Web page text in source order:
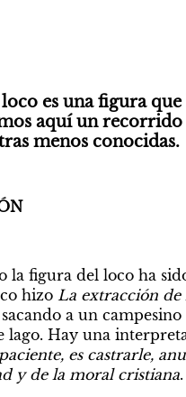
es una figura
aquí un
menos conocidas.
la figura del loco ha
hizo La extracción
a un
lago. Hay una
es castrarle,
y de la moral cristiana.